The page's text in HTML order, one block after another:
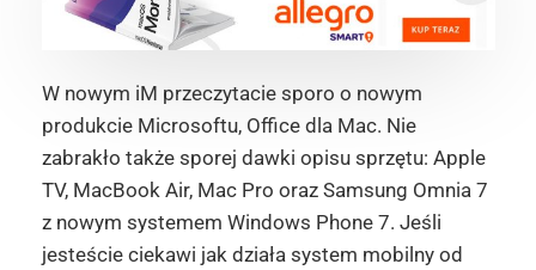
W nowym iM przeczytacie sporo o nowym
produkcie Microsoftu, Office dla Mac. Nie
zabrakło także sporej dawki opisu sprzętu: Apple
TV, MacBook Air, Mac Pro oraz Samsung Omnia 7
z nowym systemem Windows Phone 7. Jeśli
jesteście ciekawi jak działa system mobilny od